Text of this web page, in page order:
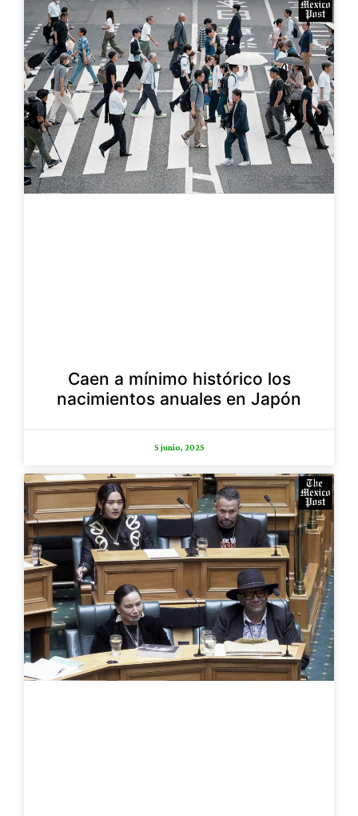
Caen a mínimo histórico los
nacimientos anuales en Japón
5 junio, 2025